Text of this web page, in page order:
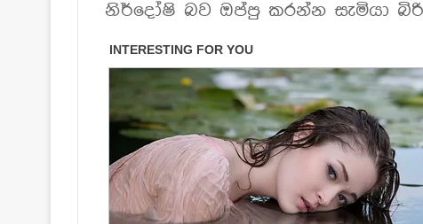
නිර්දෝෂි බව ඔප්පු කරන්න සැමියා